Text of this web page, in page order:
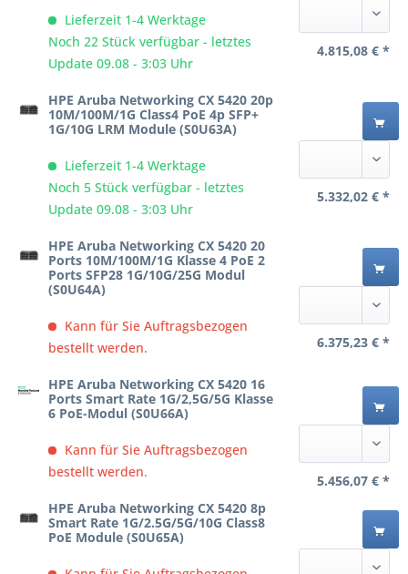
Lieferzeit 1-4 Werktage
Noch 22 Stück verfügbar - letztes
Update 09.08 - 3:03 Uhr
4.815,08 € *
HPE Aruba Networking CX 5420 20p
10M/100M/1G Class4 PoE 4p SFP+
1G/10G LRM Module (S0U63A)
Lieferzeit 1-4 Werktage
Noch 5 Stück verfügbar - letztes
Update 09.08 - 3:03 Uhr
5.332,02 € *
HPE Aruba Networking CX 5420 20
Ports 10M/100M/1G Klasse 4 PoE 2
Ports SFP28 1G/10G/25G Modul
(S0U64A)
Kann für Sie Auftragsbezogen
bestellt werden.
6.375,23 € *
HPE Aruba Networking CX 5420 16
Ports Smart Rate 1G/2,5G/5G Klasse
6 PoE-Modul (S0U66A)
Kann für Sie Auftragsbezogen
bestellt werden.
5.456,07 € *
HPE Aruba Networking CX 5420 8p
Smart Rate 1G/2.5G/5G/10G Class8
PoE Module (S0U65A)